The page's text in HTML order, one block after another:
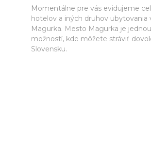
Momentálne pre vás evidujeme
hotelov a iných druhov ubytovania
Magurka. Mesto Magurka je
možností, kde môžete stráviť
Slovensku.